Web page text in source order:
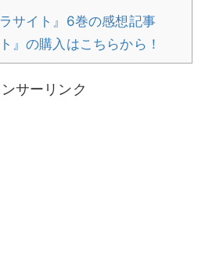
サイト』6巻の感想記事
』の購入はこちらから！
サーリンク